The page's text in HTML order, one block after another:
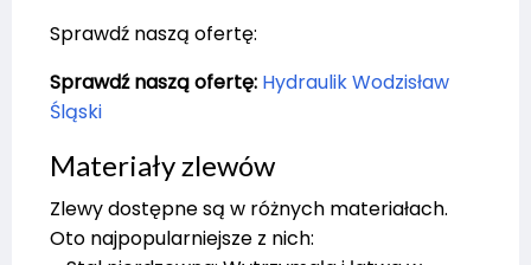
Sprawdź naszą ofertę:
Sprawdź naszą ofertę: Hydraulik Wodzisław
Śląski
Materiały zlewów
Zlewy dostępne są w różnych materiałach.
Oto najpopularniejsze z nich: